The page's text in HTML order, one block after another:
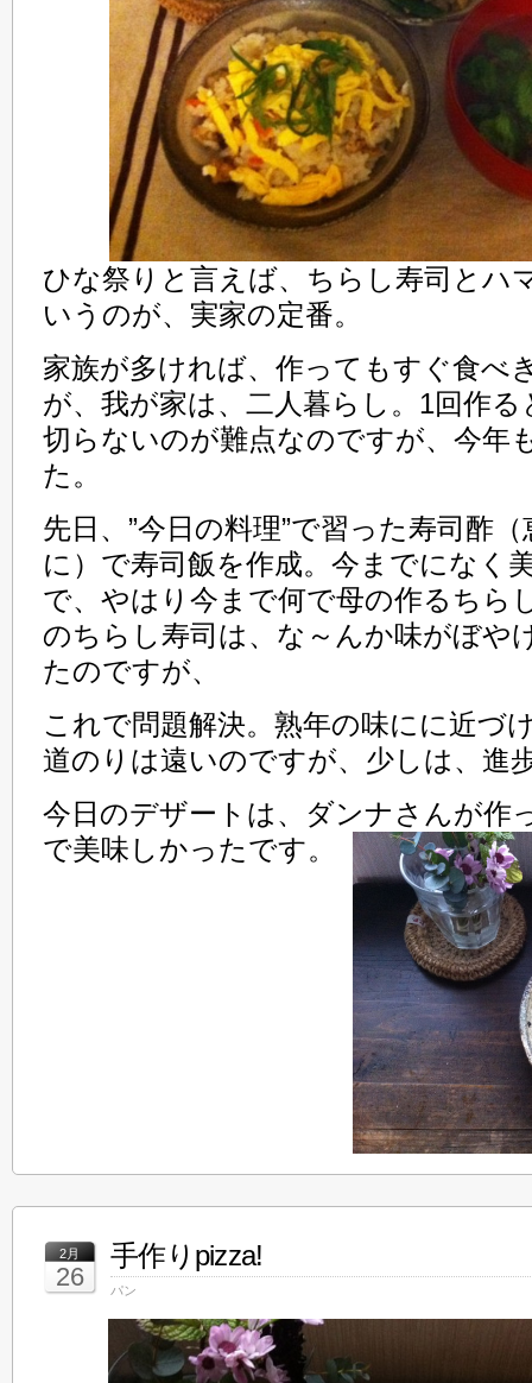
ひな祭りと言えば、ちらし寿司とハ
いうのが、実家の定番。
家族が多ければ、作ってもすぐ食べ
が、我が家は、二人暮らし。1回作
切らないのが難点なのですが、今年
た。
先日、”今日の料理”で習った寿司酢
に）で寿司飯を作成。今までになく
で、やはり今まで何で母の作るちら
のちらし寿司は、な～んか味がぼや
たのですが、
これで問題解決。熟年の味にに近づ
道のりは遠いのですが、少しは、進
今日のデザートは、ダンナさんが作
で美味しかったです。
2月
26
手作りpizza!
パン